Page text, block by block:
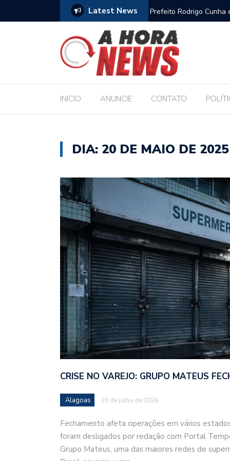
Latest News
gestores escolares e sanciona jornada de 30 horas Escola
pública
INICIO ANUNCIE CONTATO
DIA: 20 DE MAIO DE 2025
CRISE NO VAREJO: GRUPO MATEUS
Alagoas 20 de julho de 2026
Fechamento afeta operações em vários
foram desligados por redação com Portal
Grupo Mateus, uma das maiores redes de